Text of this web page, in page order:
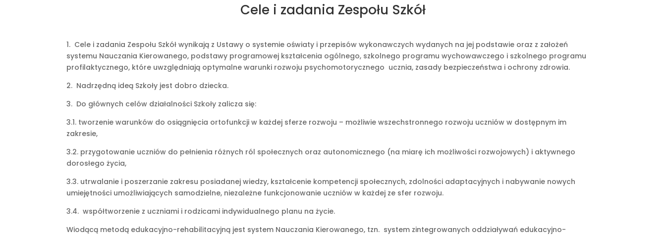
Cele i zadania Zespołu Szkół
1. Cele i zadania Zespołu Szkół wynikają z Ustawy o systemie oświaty i przepisów wykonawczych wydanych na jej podstawie oraz z założeń
systemu Nauczania Kierowanego, podstawy programowej kształcenia ogólnego, szkolnego programu wychowawczego i szkolnego programu
profilaktycznego, które uwzględniają optymalne warunki rozwoju psychomotorycznego ucznia, zasady bezpieczeństwa i ochrony zdrowia.
2. Nadrzędną ideą Szkoły jest dobro dziecka.
3. Do głównych celów działalności Szkoły zalicza się:
3.1. tworzenie warunków do osiągnięcia ortofunkcji w każdej sferze rozwoju – możliwie wszechstronnego rozwoju uczniów w dostępnym im
zakresie,
3.2. przygotowanie uczniów do pełnienia różnych ról społecznych oraz autonomicznego (na miarę ich możliwości rozwojowych) i aktywnego
dorosłego życia,
3.3. utrwalanie i poszerzanie zakresu posiadanej wiedzy, kształcenie kompetencji społecznych, zdolności adaptacyjnych i nabywanie nowych
umiejętności umożliwiających samodzielne, niezależne funkcjonowanie uczniów w każdej ze sfer rozwoju.
3.4. współtworzenie z uczniami i rodzicami indywidualnego planu na życie.
Wiodącą metodą edukacyjno-rehabilitacyjną jest system Nauczania Kierowanego, tzn. system zintegrowanych oddziaływań edukacyjno-